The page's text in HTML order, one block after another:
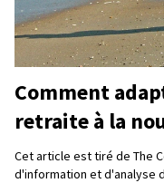
Comment
retraite à la
Cet article est tiré de The
d'information et d'analyse